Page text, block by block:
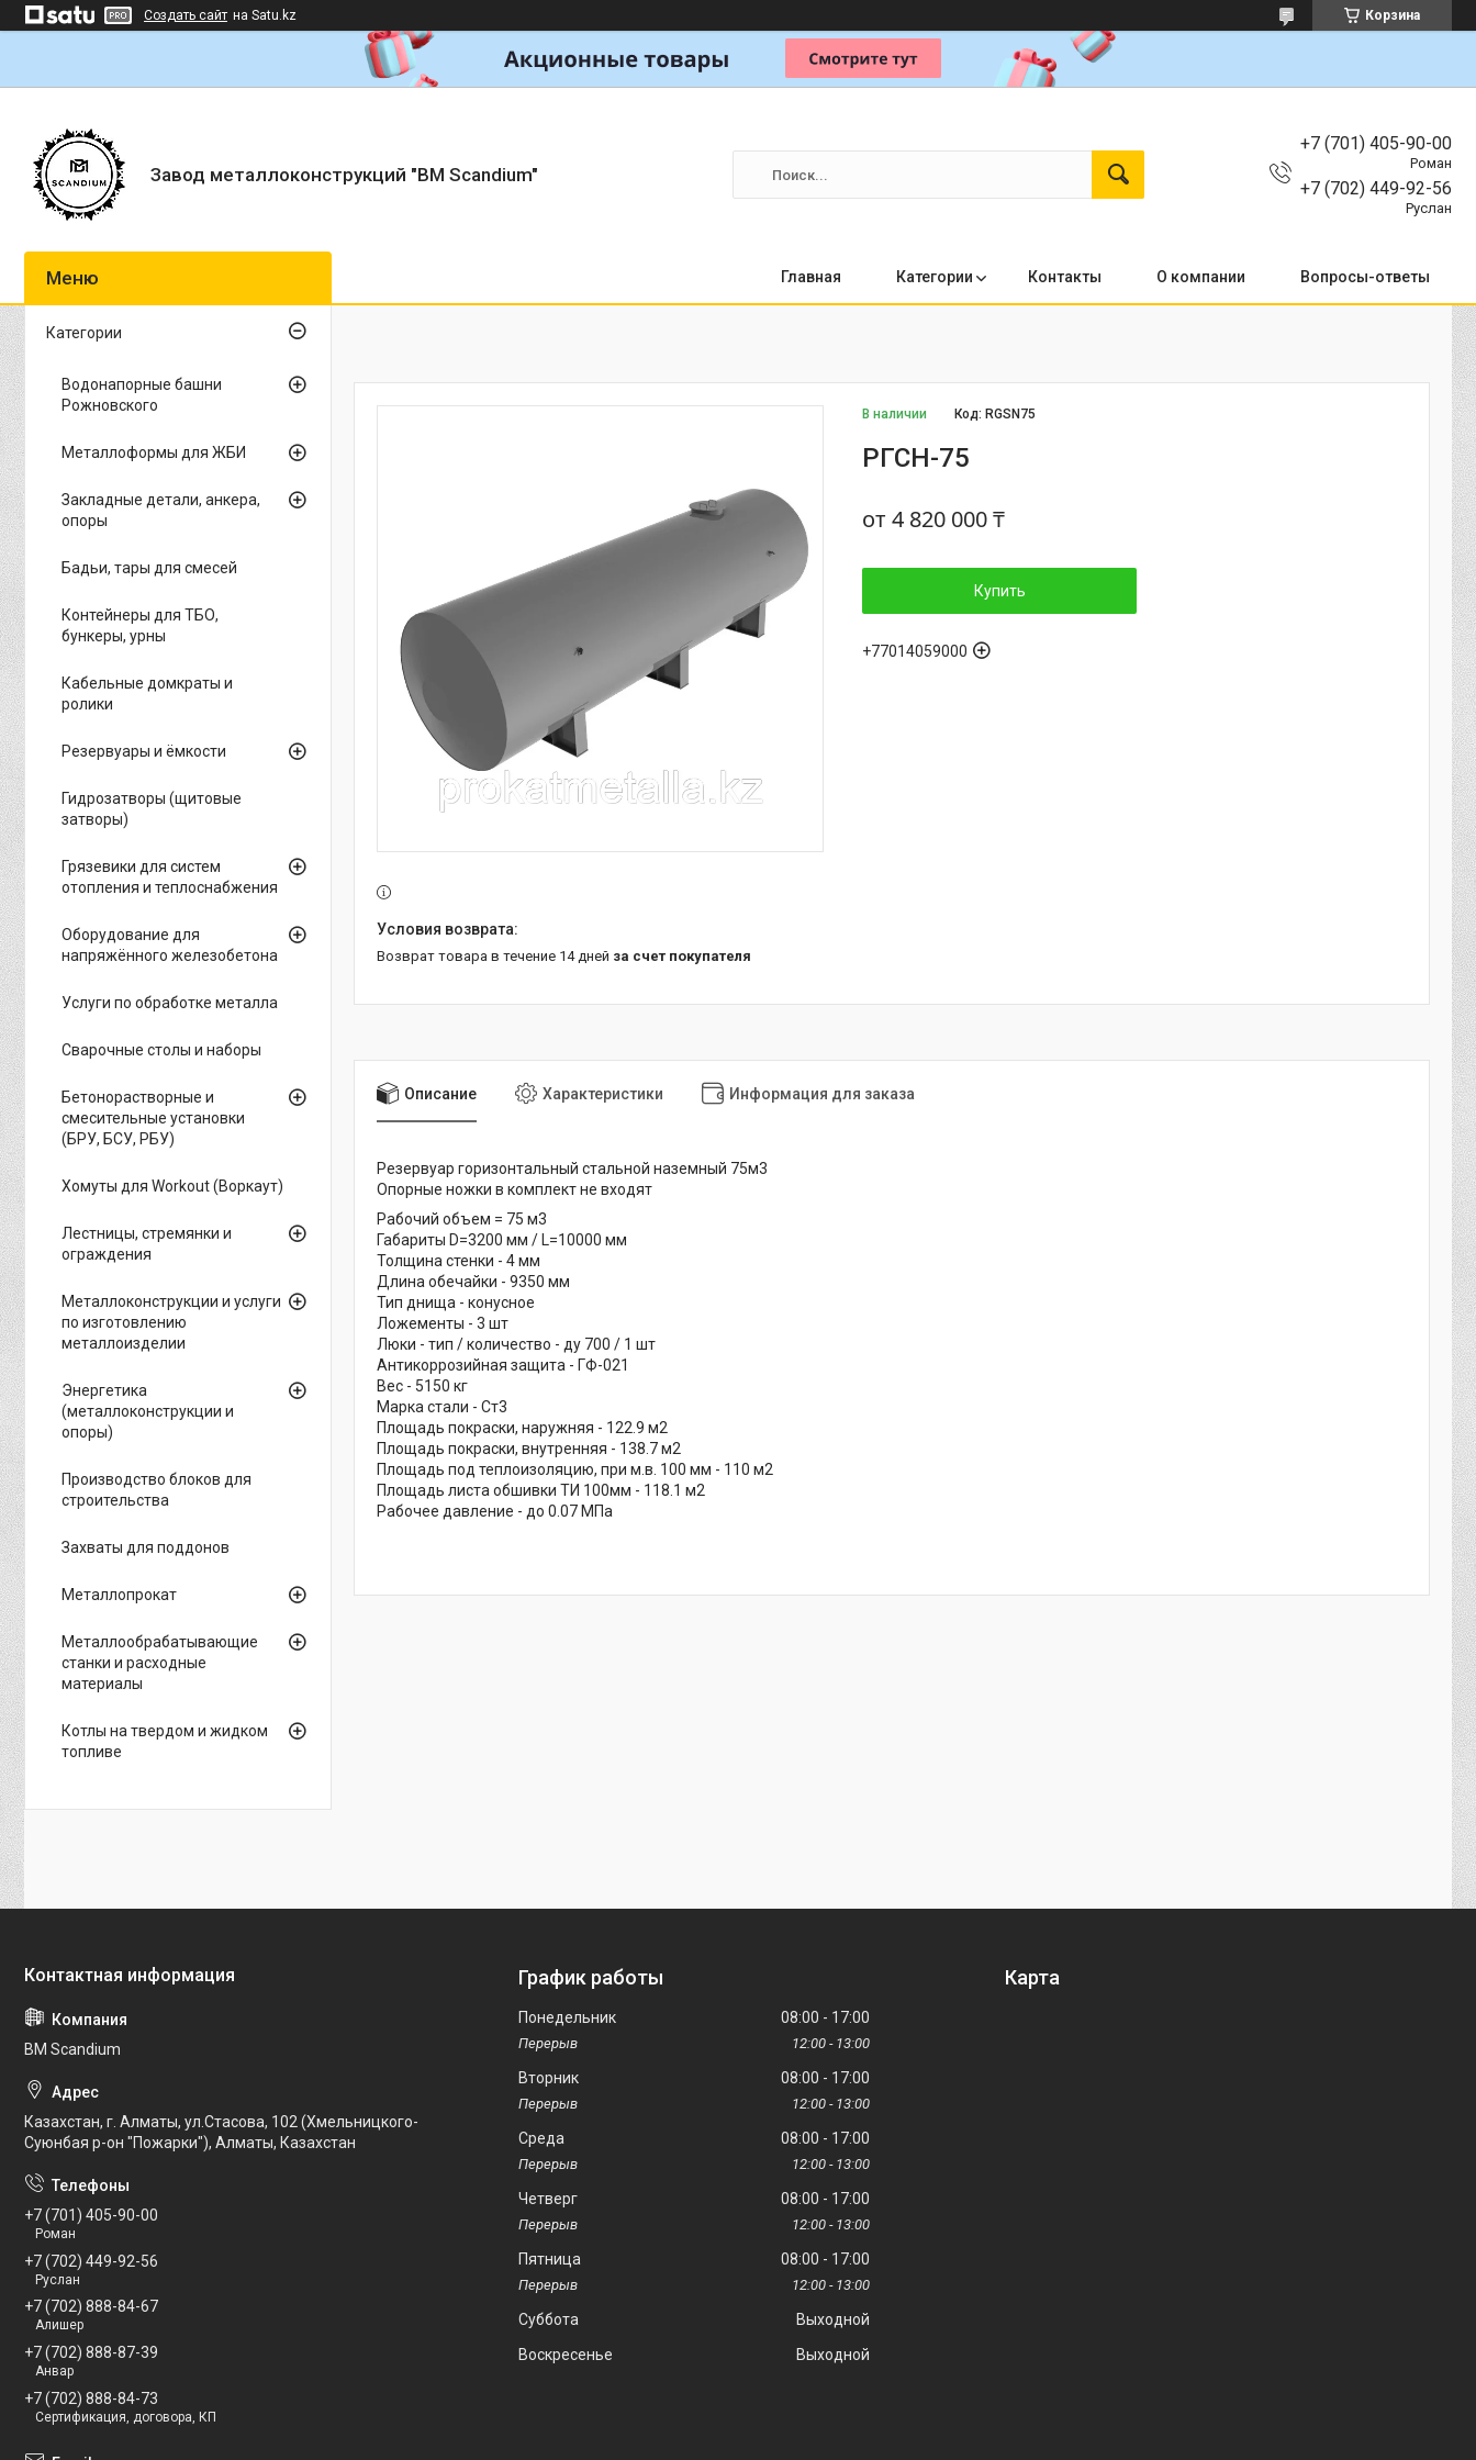
Создать сайт на Satu.kz Корзина
Завод металлоконструкций "BM Scandium"
+7 (701) 405-90-00
Роман
+7 (702) 449-92-56
Руслан
Главная Категории Контакты О компании Вопросы-ответы
В наличии Код: RGSN75
РГСН-75
от4 820 000 ₸
Купить
+77014059000
возврат товара в течение 14 дней за счет покупателя
Описание Характеристики Информация для заказа
Резервуар горизонтальный стальной наземный 75м3
Опорные ножки в комплект не входят
Рабочий объем = 75 м3
Габариты D=3200 мм / L=10000 мм
Толщина стенки - 4 мм
Длина обечайки - 9350 мм
Тип днища - конусное
Ложементы - 3 шт
Люки - тип / количество - ду 700 / 1 шт
Антикоррозийная защита - ГФ-021
Вес - 5150 кг
Марка стали - Ст3
Площадь покраски, наружняя - 122.9 м2
Площадь покраски, внутренняя - 138.7 м2
Площадь под теплоизоляцию, при м.в. 100 мм - 110 м2
Площадь листа обшивки ТИ 100мм - 118.1 м2
Рабочее давление - до 0.07 МПа
Категории
Водонапорные башни
Рожновского
Металлоформы для ЖБИ
Закладные детали, анкера,
опоры
Бадьи, тары для смесей
Контейнеры для ТБО,
бункеры, урны
Кабельные домкраты и
ролики
Резервуары и ёмкости
Гидрозатворы (щитовые
затворы)
Грязевики для систем
отопления и теплоснабжения
Оборудование для
напряжённого железобетона
Услуги по обработке металла
Сварочные столы и наборы
Бетонорастворные и
смесительные установки
(БРУ, БСУ, РБУ)
Хомуты для Workout (Воркаут)
Лестницы, стремянки и
ограждения
Металлоконструкции и услуги
по изготовлению
металлоизделии
Энергетика
(металлоконструкции и
опоры)
Производство блоков для
строительства
Захваты для поддонов
Металлопрокат
Металлообрабатывающие
станки и расходные
материалы
Котлы на твердом и жидком
топливе
BM Scandium
Казахстан, г. Алматы, ул.Стасова, 102 (Хмельницкого-
Суюнбая р-он "Пожарки"), Алматы, Казахстан
+7 (701) 405-90-00
Роман
+7 (702) 449-92-56
Руслан
+7 (702) 888-84-67
Алишер
+7 (702) 888-87-39
Анвар
+7 (702) 888-84-73
Сертификация, договора, КП
График работы
Понедельник 08:00 17:00
12:00 13:00
Вторник 08:00 17:00
12:00 13:00
Среда 08:00 17:00
12:00 13:00
Четверг 08:00 17:00
12:00 13:00
Пятница 08:00 17:00
12:00 13:00
Суббота
Выходной
Воскресенье
Выходной
Карта